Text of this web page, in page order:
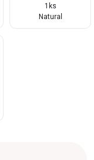
1ks
Natural